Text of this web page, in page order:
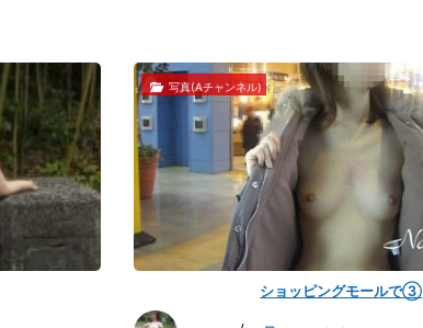
写真(Aチャンネル)
ショッピングモールで③